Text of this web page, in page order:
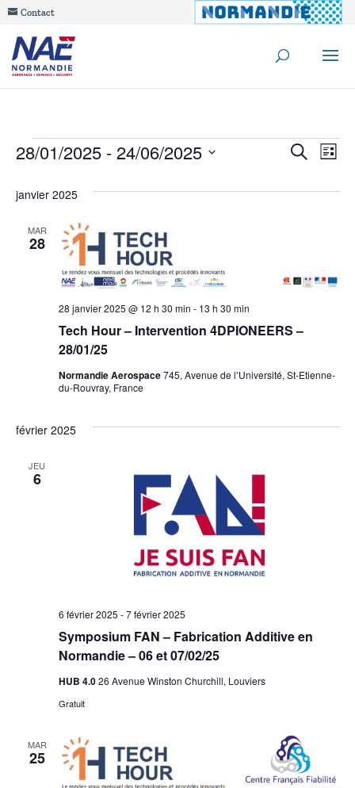
Contact
Évènements
et
vues
Recherche
Liste
28/01/2025 - 24/06/2025
une
janvier 2025
MAR
28
Tech Hour – Intervention 4DPIONEERS –
28/01/25
28 janvier 2025 @ 12 h 30 min - 13 h 30 min
Normandie Aerospace745, Avenue de l’Université, St-Etienne-
du-Rouvray, France
février 2025
JEU
6
Symposium FAN – Fabrication Additive en
Normandie – 06 et 07/02/25
6 février 2025 -7 février 2025
HUB 4.026 Avenue Winston Churchill, Louviers
Gratuit
MAR
25